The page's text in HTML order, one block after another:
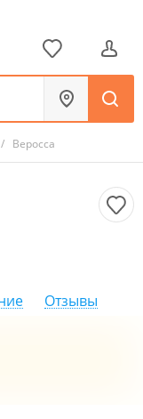
/ Веросса
Отзывы